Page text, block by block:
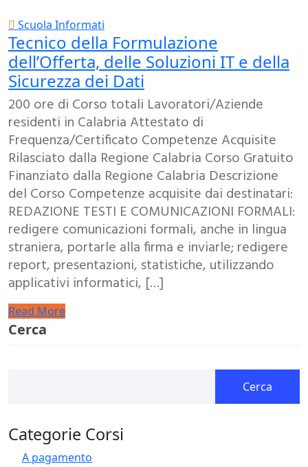
Scuola Informati
Tecnico della Formulazione
dell’Offerta, delle Soluzioni IT e della
Sicurezza dei Dati
200 ore di Corso totali Lavoratori/Aziende
residenti in Calabria Attestato di
Frequenza/Certificato Competenze Acquisite
Rilasciato dalla Regione Calabria Corso Gratuito
Finanziato dalla Regione Calabria Descrizione
del Corso Competenze acquisite dai destinatari:
REDAZIONE TESTI E COMUNICAZIONI FORMALI:
redigere comunicazioni formali, anche in lingua
straniera, portarle alla firma e inviarle; redigere
report, presentazioni, statistiche, utilizzando
applicativi informatici, […]
Read More
Cerca
Cerca
Categorie Corsi
A pagamento